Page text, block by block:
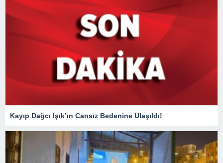
Kayıp Dağcı Işık’ın Cansız Bedenine Ulaşıldı!